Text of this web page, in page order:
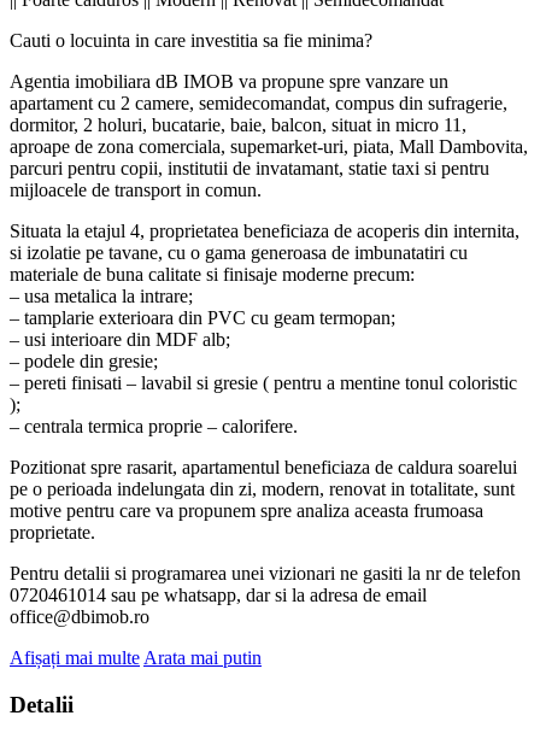
Cauti o locuinta in care investitia sa fie minima?
Agentia imobiliara dB IMOB va propune spre vanzare un
apartament cu 2 camere, semidecomandat, compus din sufragerie,
dormitor, 2 holuri, bucatarie, baie, balcon, situat in micro 11,
aproape de zona comerciala, supemarket-uri, piata, Mall Dambovita,
parcuri pentru copii, institutii de invatamant, statie taxi si pentru
mijloacele de transport in comun.
Situata la etajul 4, proprietatea beneficiaza de acoperis din internita,
si izolatie pe tavane, cu o gama generoasa de imbunatatiri cu
materiale de buna calitate si finisaje moderne precum:
– usa metalica la intrare;
– tamplarie exterioara din PVC cu geam termopan;
– usi interioare din MDF alb;
– podele din gresie;
– pereti finisati – lavabil si gresie ( pentru a mentine tonul coloristic
);
– centrala termica proprie – calorifere.
Pozitionat spre rasarit, apartamentul beneficiaza de caldura soarelui
pe o perioada indelungata din zi, modern, renovat in totalitate, sunt
motive pentru care va propunem spre analiza aceasta frumoasa
proprietate.
Pentru detalii si programarea unei vizionari ne gasiti la nr de telefon
0720461014 sau pe whatsapp, dar si la adresa de email
office@dbimob.ro
Afișați mai multe Arata mai putin
Detalii